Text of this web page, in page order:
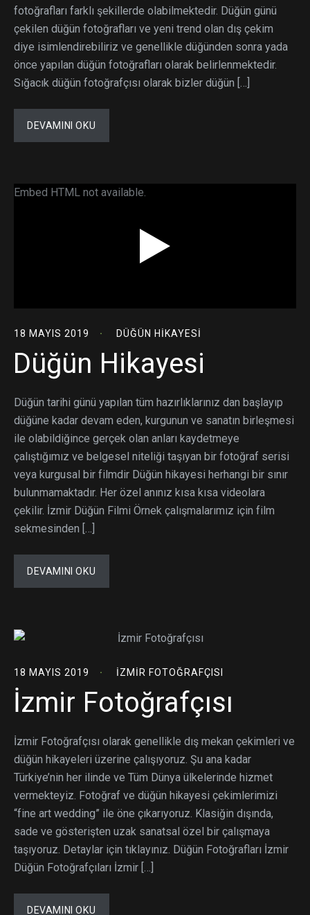
fotoğrafları farklı şekillerde olabilmektedir. Düğün günü
çekilen düğün fotoğrafları ve yeni trend olan dış çekim
diye isimlendirebiliriz ve genellikle düğünden sonra yada
önce yapılan düğün fotoğrafları olarak belirlenmektedir.
Sığacık düğün fotoğrafçısı olarak bizler düğün […]
DEVAMINI OKU
Embed HTML not available.
18 MAYIS 2019 DÜĞÜN HIKAYESI
Düğün Hikayesi
Düğün tarihi günü yapılan tüm hazırlıklarınız dan başlayıp
düğüne kadar devam eden, kurgunun ve sanatın birleşmesi
ile olabildiğince gerçek olan anları kaydetmeye
çalıştığımız ve belgesel niteliği taşıyan bir fotoğraf serisi
veya kurgusal bir filmdir Düğün hikayesi herhangi bir sınır
bulunmamaktadır. Her özel anınız kısa kısa videolara
çekilir. İzmir Düğün Filmi Örnek çalışmalarımız için film
sekmesinden […]
DEVAMINI OKU
18 MAYIS 2019 İZMIR FOTOĞRAFÇISI
İzmir Fotoğrafçısı
İzmir Fotoğrafçısı olarak genellikle dış mekan çekimleri ve
düğün hikayeleri üzerine çalışıyoruz. Şu ana kadar
Türkiye’nin her ilinde ve Tüm Dünya ülkelerinde hizmet
vermekteyiz. Fotoğraf ve düğün hikayesi çekimlerimizi
“fine art wedding” ile öne çıkarıyoruz. Klasiğin dışında,
sade ve gösterişten uzak sanatsal özel bir çalışmaya
taşıyoruz. Detaylar için tıklayınız. Düğün Fotoğrafları İzmir
Düğün Fotoğrafçıları İzmir […]
DEVAMINI OKU